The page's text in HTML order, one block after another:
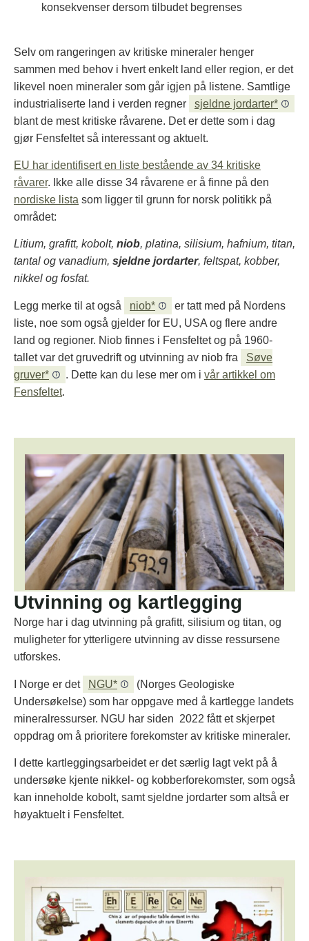
konsekvenser dersom tilbudet begrenses
Selv om rangeringen av kritiske mineraler henger
sammen med behov i hvert enkelt land eller region, er det
likevel noen mineraler som går igjen på listene. Samtlige
industrialiserte land i verden regner
sjeldne jordarter*
blant de mest kritiske råvarene. Det er dette som i dag
gjør Fensfeltet så interessant og aktuelt.
EU har identifisert en liste bestående av 34 kritiske
råvarer. Ikke alle disse 34 råvarene er å finne på den
nordiske lista som ligger til grunn for norsk politikk på
området:
Litium, grafitt, kobolt, niob, platina, silisium, hafnium, titan,
tantal og vanadium, sjeldne jordarter, feltspat, kobber,
nikkel og fosfat.
Legg merke til at også niob*
er tatt med på Nordens
liste, noe som også gjelder for EU, USA og flere andre
land og regioner. Niob finnes i Fensfeltet og på 1960-
tallet var det gruvedrift og utvinning av niob fra
Søve
gruver*
. Dette kan du lese mer om i vår artikkel om
Fensfeltet.
Utvinning og kartlegging
Norge har i dag utvinning på grafitt, silisium og titan, og
muligheter for ytterligere utvinning av disse ressursene
utforskes.
I Norge er det NGU*
(Norges Geologiske
Undersøkelse) som har oppgave med å kartlegge landets
mineralressurser. NGU har siden 2022 fått et skjerpet
oppdrag om å prioritere forekomster av kritiske mineraler.
I dette kartleggingsarbeidet er det særlig lagt vekt på å
undersøke kjente nikkel- og kobberforekomster, som også
kan inneholde kobolt, samt sjeldne jordarter som altså er
høyaktuelt i Fensfeltet.